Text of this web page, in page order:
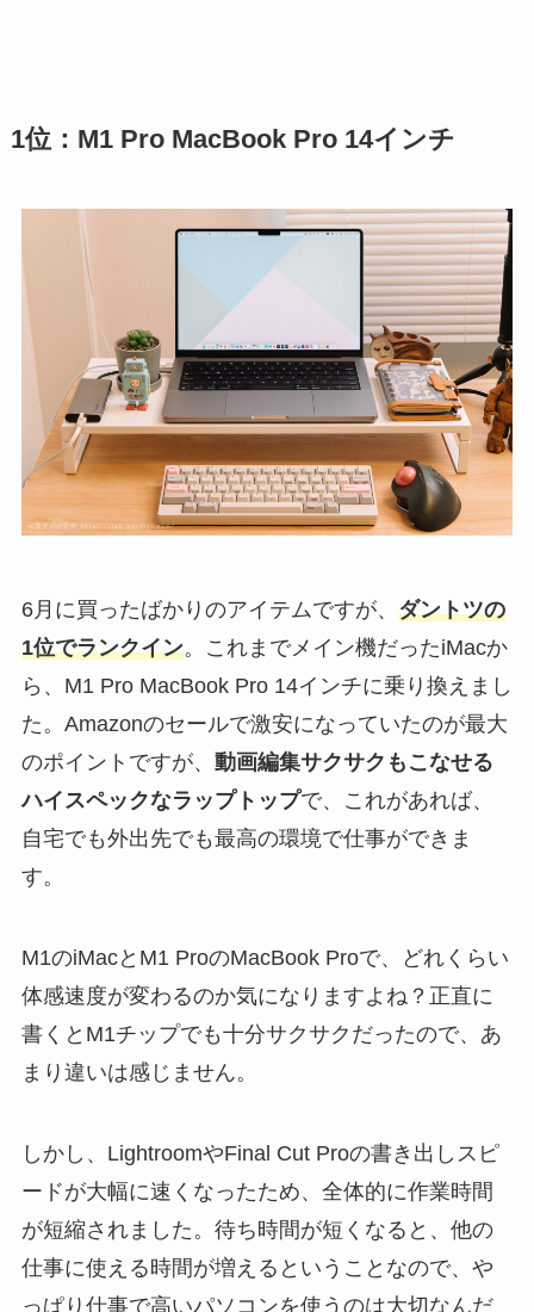
1位：M1 Pro MacBook Pro 14インチ
6月に買ったばかりのアイテムですが、 ダントツの
1位でランクイン。これまでメイン機だったiMacか
ら、M1 Pro MacBook Pro 14インチに乗り換えまし
た。Amazonのセールで激安になっていたのが最大
のポイントですが、 動画編集サクサクもこなせる
ハイスペックなラップトップで、これがあれば、
自宅でも外出先でも最高の環境で仕事ができま
す。
M1のiMacとM1 ProのMacBook Proで、どれくらい
体感速度が変わるのか気になりますよね？正直に
書くとM1チップでも十分サクサクだったので、あ
まり違いは感じません。
しかし、LightroomやFinal Cut Proの書き出しスピ
ードが大幅に速くなったため、全体的に作業時間
が短縮されました。待ち時間が短くなると、他の
仕事に使える時間が増えるということなので、や
っぱり仕事で高いパソコンを使うのは大切なんだ